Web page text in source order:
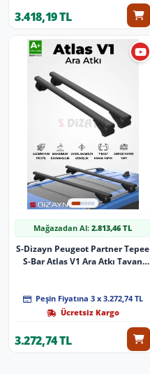
3.418,19 TL
Mağazadan Al:2.813,46 TL
S-Dizayn Peugeot Partner Tepee
S-Bar Atlas V1 Ara Atkı Tavan
Peşin Fiyatına 3 x 3.272,74 TL
Ücretsiz Kargo
3.272,74 TL